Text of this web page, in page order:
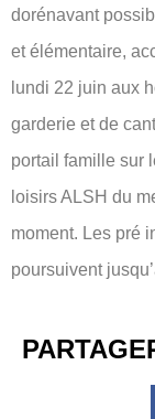
dorénavant
et élémentaire,
lundi 22 juin aux
garderie et de
portail famille sur
loisirs ALSH du
moment. Les pré
poursuivent